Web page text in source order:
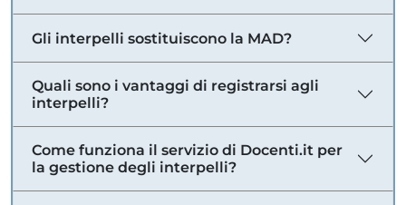
Gli interpelli sostituiscono la MAD?
Quali sono i vantaggi di registrarsi agli
interpelli?
Come funziona il servizio di Docenti.it per
la gestione degli interpelli?